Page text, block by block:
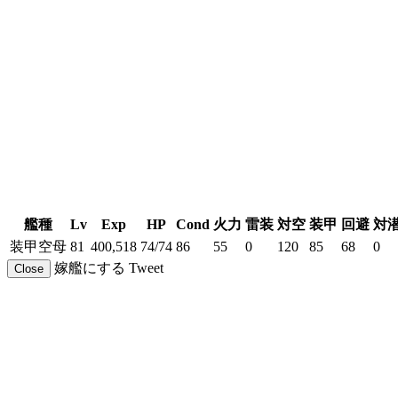
艦種 Lv Exp HP Cond 火力 雷装 対空 装甲 回避 対
装甲空母 81 400,518 74/74 86 55 0 120 85 68 0
Close 嫁艦にする Tweet